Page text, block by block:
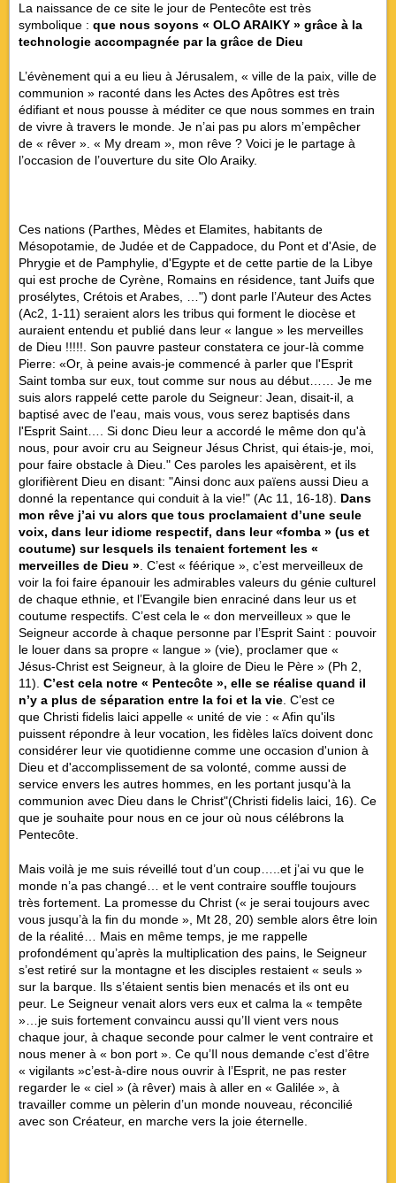
La naissance de ce site le jour de Pentecôte est très
symbolique : que nous soyons « OLO ARAIKY » grâce à la
technologie accompagnée par la grâce de Dieu
L’évènement qui a eu lieu à Jérusalem, « ville de la paix, ville de
communion » raconté dans les Actes des Apôtres est très
édifiant et nous pousse à méditer ce que nous sommes en train
de vivre à travers le monde. Je n’ai pas pu alors m’empêcher
de « rêver ». « My dream », mon rêve ? Voici je le partage à
l’occasion de l’ouverture du site Olo Araiky.
Ces nations (Parthes, Mèdes et Elamites, habitants de
Mésopotamie, de Judée et de Cappadoce, du Pont et d'Asie, de
Phrygie et de Pamphylie, d'Egypte et de cette partie de la Libye
qui est proche de Cyrène, Romains en résidence, tant Juifs que
prosélytes, Crétois et Arabes, …") dont parle l’Auteur des Actes
(Ac2, 1-11) seraient alors les tribus qui forment le diocèse et
auraient entendu et publié dans leur « langue » les merveilles
de Dieu !!!!!. Son pauvre pasteur constatera ce jour-là comme
Pierre: «Or, à peine avais-je commencé à parler que l'Esprit
Saint tomba sur eux, tout comme sur nous au début…… Je me
suis alors rappelé cette parole du Seigneur: Jean, disait-il, a
baptisé avec de l'eau, mais vous, vous serez baptisés dans
l'Esprit Saint…. Si donc Dieu leur a accordé le même don qu'à
nous, pour avoir cru au Seigneur Jésus Christ, qui étais-je, moi,
pour faire obstacle à Dieu." Ces paroles les apaisèrent, et ils
glorifièrent Dieu en disant: "Ainsi donc aux païens aussi Dieu a
donné la repentance qui conduit à la vie!" (Ac 11, 16-18). Dans
mon rêve j’ai vu alors que tous proclamaient d’une seule
voix, dans leur idiome respectif, dans leur «fomba » (us et
coutume) sur lesquels ils tenaient fortement les «
merveilles de Dieu » . C’est « féérique », c’est merveilleux de
voir la foi faire épanouir les admirables valeurs du génie culturel
de chaque ethnie, et l’Evangile bien enraciné dans leur us et
coutume respectifs. C’est cela le « don merveilleux » que le
Seigneur accorde à chaque personne par l’Esprit Saint : pouvoir
le louer dans sa propre « langue » (vie), proclamer que «
Jésus-Christ est Seigneur, à la gloire de Dieu le Père » (Ph 2,
11). C’est cela notre « Pentecôte », elle se réalise quand il
n’y a plus de séparation entre la foi et la vie . C’est ce
que Christi fidelis laici appelle « unité de vie : « Afin qu'ils
puissent répondre à leur vocation, les fidèles laïcs doivent donc
considérer leur vie quotidienne comme une occasion d'union à
Dieu et d'accomplissement de sa volonté, comme aussi de
service envers les autres hommes, en les portant jusqu'à la
communion avec Dieu dans le Christ"(Christi fidelis laici , 16). Ce
que je souhaite pour nous en ce jour où nous célébrons la
Pentecôte.
Mais voilà je me suis réveillé tout d’un coup…..et j’ai vu que le
monde n’a pas changé… et le vent contraire souffle toujours
très fortement. La promesse du Christ (« je serai toujours avec
vous jusqu’à la fin du monde », Mt 28, 20) semble alors être loin
de la réalité… Mais en même temps, je me rappelle
profondément qu’après la multiplication des pains, le Seigneur
s’est retiré sur la montagne et les disciples restaient « seuls »
sur la barque. Ils s’étaient sentis bien menacés et ils ont eu
peur. Le Seigneur venait alors vers eux et calma la « tempête
»…je suis fortement convaincu aussi qu’Il vient vers nous
chaque jour, à chaque seconde pour calmer le vent contraire et
nous mener à « bon port ». Ce qu’Il nous demande c’est d’être
« vigilants »c’est-à-dire nous ouvrir à l’Esprit, ne pas rester
regarder le « ciel » (à rêver) mais à aller en « Galilée », à
travailler comme un pèlerin d’un monde nouveau, réconcilié
avec son Créateur, en marche vers la joie éternelle.